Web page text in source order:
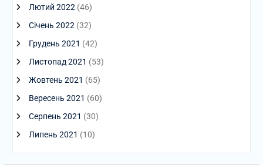
Лютий 2022 (46)
Січень 2022 (32)
Грудень 2021 (42)
Листопад 2021 (53)
Жовтень 2021 (65)
Вересень 2021 (60)
Серпень 2021 (30)
Липень 2021 (10)